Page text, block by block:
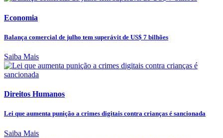
Economia
Balança comercial de julho tem superávit de US$ 7 bilhões
Saiba Mais
Direitos Humanos
Lei que aumenta punição a crimes digitais contra crianças é sancionada
Saiba Mais